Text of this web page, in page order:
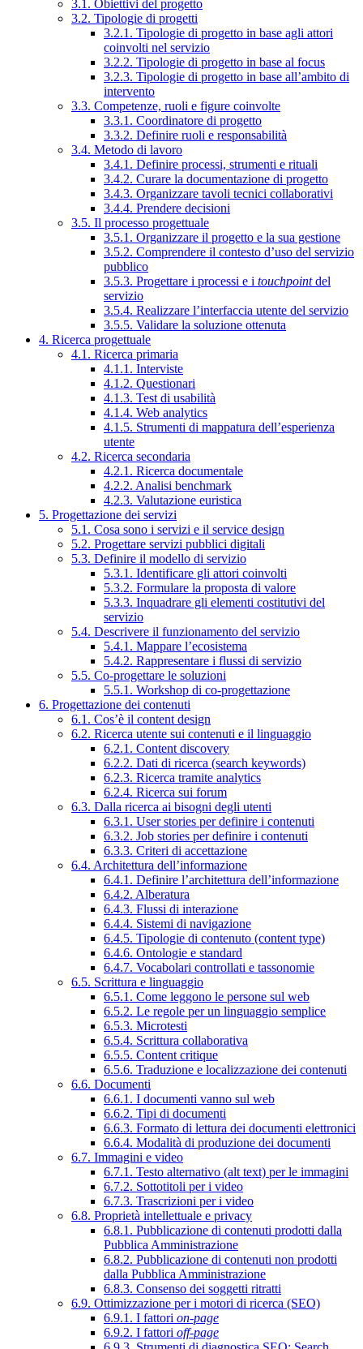
3.1. Obiettivi del progetto
3.2. Tipologie di progetti
3.2.1. Tipologie di progetto in base agli attori
coinvolti nel servizio
3.2.2. Tipologie di progetto in base al focus
3.2.3. Tipologie di progetto in base all’ambito di
intervento
3.3. Competenze, ruoli e figure coinvolte
3.3.1. Coordinatore di progetto
3.3.2. Definire ruoli e responsabilità
3.4. Metodo di lavoro
3.4.1. Definire processi, strumenti e rituali
3.4.2. Curare la documentazione di progetto
3.4.3. Organizzare tavoli tecnici collaborativi
3.4.4. Prendere decisioni
3.5. Il processo progettuale
3.5.1. Organizzare il progetto e la sua gestione
3.5.2. Comprendere il contesto d’uso del servizio
pubblico
3.5.3. Progettare i processi e i touchpointdel
servizio
3.5.4. Realizzare l’interfaccia utente del servizio
3.5.5. Validare la soluzione ottenuta
4. Ricerca progettuale
4.1. Ricerca primaria
4.1.1. Interviste
4.1.2. Questionari
4.1.3. Test di usabilità
4.1.4. Web analytics
4.1.5. Strumenti di mappatura dell’esperienza
utente
4.2. Ricerca secondaria
4.2.1. Ricerca documentale
4.2.2. Analisi benchmark
4.2.3. Valutazione euristica
5. Progettazione dei servizi
5.1. Cosa sono i servizi e il service design
5.2. Progettare servizi pubblici digitali
5.3. Definire il modello di servizio
5.3.1. Identificare gli attori coinvolti
5.3.2. Formulare la proposta di valore
5.3.3. Inquadrare gli elementi costitutivi del
servizio
5.4. Descrivere il funzionamento del servizio
5.4.1. Mappare l’ecosistema
5.4.2. Rappresentare i flussi di servizio
5.5. Co-progettare le soluzioni
5.5.1. Workshop di co-progettazione
6. Progettazione dei contenuti
6.1. Cos’è il content design
6.2. Ricerca utente sui contenuti e il linguaggio
6.2.1. Content discovery
6.2.2. Dati di ricerca (search keywords)
6.2.3. Ricerca tramite analytics
6.2.4. Ricerca sui forum
6.3. Dalla ricerca ai bisogni degli utenti
6.3.1. User stories per definire i contenuti
6.3.2. Job stories per definire i contenuti
6.3.3. Criteri di accettazione
6.4. Architettura dell’informazione
6.4.1. Definire l’architettura dell’informazione
6.4.2. Alberatura
6.4.3. Flussi di interazione
6.4.4. Sistemi di navigazione
6.4.5. Tipologie di contenuto (content type)
6.4.6. Ontologie e standard
6.4.7. Vocabolari controllati e tassonomie
6.5. Scrittura e linguaggio
6.5.1. Come leggono le persone sul web
6.5.2. Le regole per un linguaggio semplice
6.5.3. Microtesti
6.5.4. Scrittura collaborativa
6.5.5. Content critique
6.5.6. Traduzione e localizzazione dei contenuti
6.6. Documenti
6.6.1. I documenti vanno sul web
6.6.2. Tipi di documenti
6.6.3. Formato di lettura dei documenti elettronici
6.6.4. Modalità di produzione dei documenti
6.7. Immagini e video
6.7.1. Testo alternativo (alt text) per le immagini
6.7.2. Sottotitoli per i video
6.7.3. Trascrizioni per i video
6.8. Proprietà intellettuale e privacy
6.8.1. Pubblicazione di contenuti prodotti dalla
Pubblica Amministrazione
6.8.2. Pubblicazione di contenuti non prodotti
dalla Pubblica Amministrazione
6.8.3. Consenso dei soggetti ritratti
6.9. Ottimizzazione per i motori di ricerca (SEO)
6.9.1. I fattori on-page
6.9.2. I fattori off-page